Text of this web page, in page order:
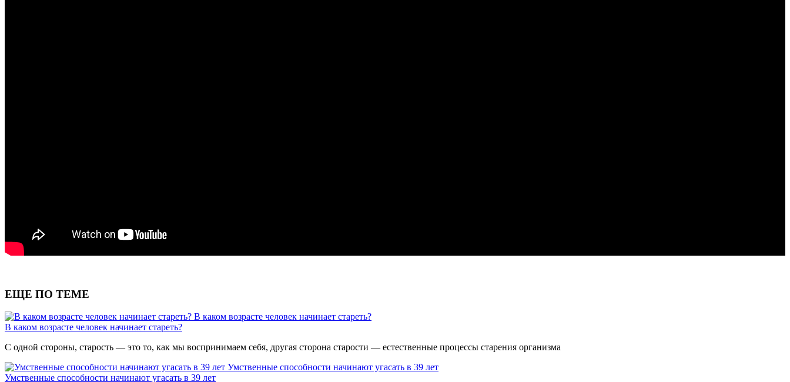
ЕЩЕ ПО ТЕМЕ
В каком возрасте человек начинает стареть?
В каком возрасте человек начинает стареть?
С одной стороны, старость — это то, как мы воспринимаем себя, другая сторона старости — естественные процессы старения организма
Умственные способности начинают угасать в 39 лет
Умственные способности начинают угасать в 39 лет